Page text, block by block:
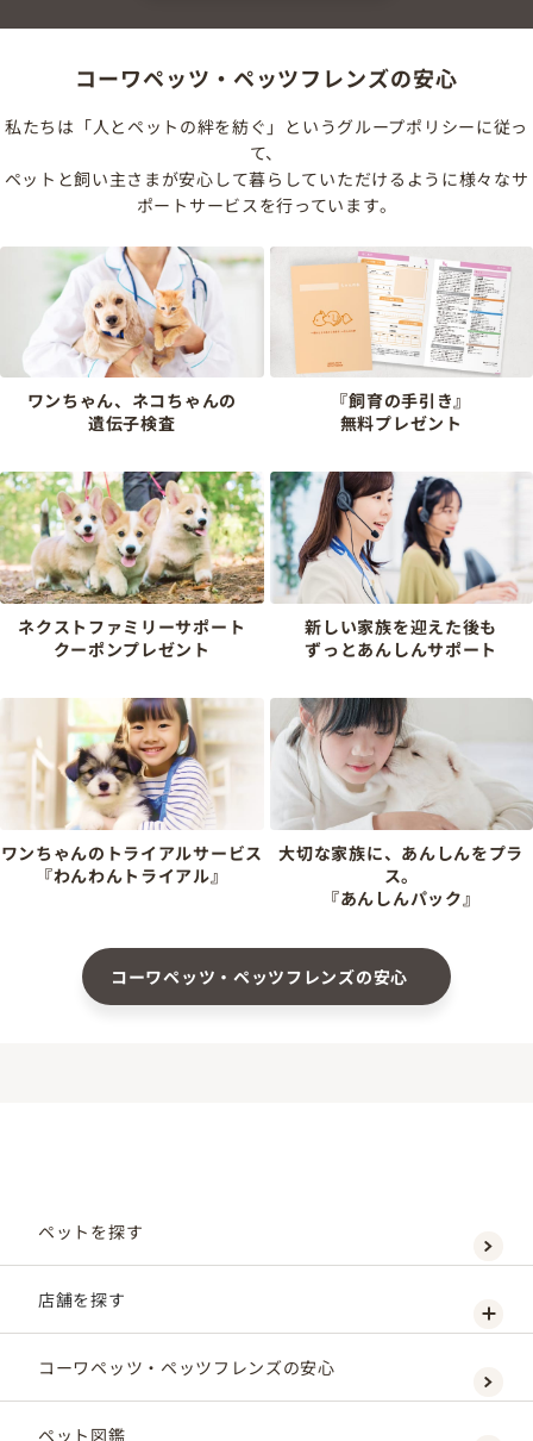
コーワペッツ・ペッツフレンズの安心
私たちは「人とペットの絆を紡ぐ」というグループポリシーに従っ
て、
ペットと飼い主さまが安心して暮らしていただけるように様々なサ
ポートサービスを行っています。
ワンちゃん、ネコちゃんの
遺伝子検査
『飼育の手引き』
無料プレゼント
ネクストファミリーサポート
クーポンプレゼント
新しい家族を迎えた後も
ずっとあんしんサポート
ワンちゃんのトライアルサービス
『わんわんトライアル』
大切な家族に、あんしんをプラ
ス。
『あんしんパック』
コーワペッツ・ペッツフレンズの安心
ペットを探す
店舗を探す
コーワペッツ・ペッツフレンズの安心
ペット図鑑